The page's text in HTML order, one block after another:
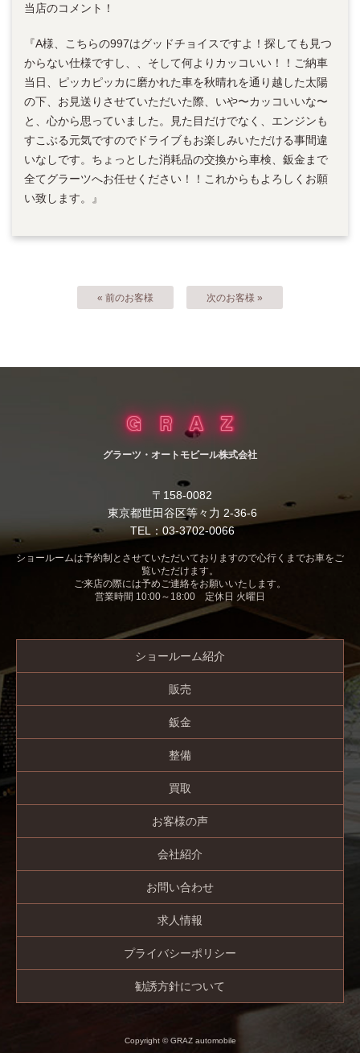
当店のコメント！
『A様、こちらの997はグッドチョイスですよ！探しても見つ
からない仕様ですし、、そして何よりカッコいい！！ご納車
当日、ピッカピッカに磨かれた車を秋晴れを通り越した太陽
の下、お見送りさせていただいた際、いや〜カッコいいな〜
と、心から思っていました。見た目だけでなく、エンジンも
すこぶる元気ですのでドライブもお楽しみいただける事間違
いなしです。ちょっとした消耗品の交換から車検、鈑金まで
全てグラーツへお任せください！！これからもよろしくお願
い致します。』
« 前のお客様 次のお客様 »
グラーツ・オートモビール株式会社
〒158-0082
東京都世田谷区等々力 2-36-6
TEL：03-3702-0066
ショールームは予約制とさせていただいておりますので心行くまでお車をご
覧いただけます。
ご来店の際には予めご連絡をお願いいたします。
営業時間 10:00～18:00 定休日 火曜日
ショールーム紹介
販売
鈑金
整備
買取
お客様の声
会社紹介
お問い合わせ
求人情報
プライバシーポリシー
勧誘方針について
Copyright © GRAZ automobile